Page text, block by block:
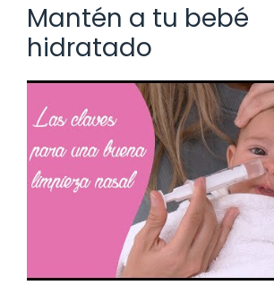
Mantén a tu bebé
hidratado